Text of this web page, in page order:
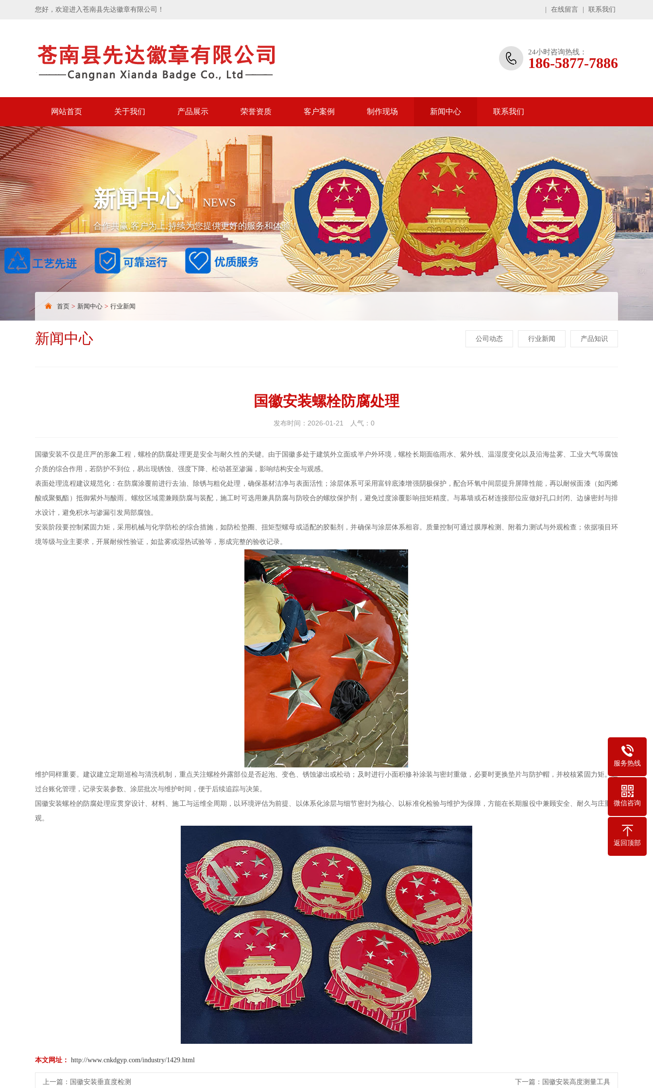
您好，欢迎进入苍南县先达徽章有限公司！ 在线留言 联系我们
24小时咨询热线：
186-5877-7886
网站首页 关于我们 产品展示 荣誉资质 客户案例 制作现场 新闻中心 联系我们
新闻中心 NEWS
合作共赢,客户为上,持续为您提供更好的服务和体验！
首页 > 新闻中心 > 行业新闻
新闻中心 公司动态 行业新闻 产品知识
国徽安装螺栓防腐处理
发布时间：2026-01-21 人气： 0
国徽安装不仅是庄严的形象工程，螺栓的防腐处理更是安全与耐久性的关键。由于国徽多处于建筑外立面或半户外环境，螺栓长期面临雨水、紫外线、温湿度变化以及沿海盐雾、工业大气等腐蚀
介质的综合作用，若防护不到位，易出现锈蚀、强度下降、松动甚至渗漏，影响结构安全与观感。
表面处理流程建议规范化：在防腐涂覆前进行去油、除锈与粗化处理，确保基材洁净与表面活性；涂层体系可采用富锌底漆增强阴极保护，配合环氧中间层提升屏障性能，再以耐候面漆（如丙烯
酸或聚氨酯）抵御紫外与酸雨。螺纹区域需兼顾防腐与装配，施工时可选用兼具防腐与防咬合的螺纹保护剂，避免过度涂覆影响扭矩精度。与幕墙或石材连接部位应做好孔口封闭、边缘密封与排
水设计，避免积水与渗漏引发局部腐蚀。
安装阶段要控制紧固力矩，采用机械与化学防松的综合措施，如防松垫圈、扭矩型螺母或适配的胶黏剂，并确保与涂层体系相容。质量控制可通过膜厚检测、附着力测试与外观检查；依据项目环
境等级与业主要求，开展耐候性验证，如盐雾或湿热试验等，形成完整的验收记录。
维护同样重要。建议建立定期巡检与清洗机制，重点关注螺栓外露部位是否起泡、变色、锈蚀渗出或松动；及时进行小面积修补涂装与密封重做，必要时更换垫片与防护帽，并校核紧固力矩。通
过台账化管理，记录安装参数、涂层批次与维护时间，便于后续追踪与决策。
国徽安装螺栓的防腐处理应贯穿设计、材料、施工与运维全周期，以环境评估为前提、以体系化涂层与细节密封为核心、以标准化检验与维护为保障，方能在长期服役中兼顾安全、耐久与庄重美
观。
本文网址： http://www.cnkdgyp.com/industry/1429.html
上一篇： 国徽安装垂直度检测 下一篇： 国徽安装高度测量工具
服务热线
微信咨询
返回顶部